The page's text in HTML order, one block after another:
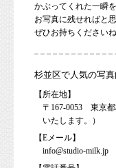
かぶってくれた一瞬
お写真に残せればと
ぜひお持ちください
杉並区で人気の写
【所在地】
〒167-0053 東京
いたします。）
【Eメール】
info@studio-milk.jp